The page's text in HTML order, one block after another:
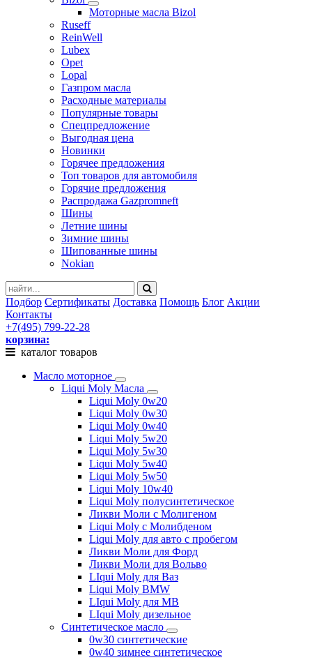
Моторные масла Bizol
Ruseff
ReinWell
Lubex
Opet
Lopal
Газпром масла
Расходные материалы
Популярные товары
Спецпредложение
Выгодная цена
Новинки
Горячее предложения
Топ товаров для автомобиля
Горячие предложения
Распродажа Gazpromneft
Шины
Летние шины
Зимние шины
Шипованные шины
Nokian
Подбор Сертификаты Доставка Помощь Блог Акции
Контакты
+7(495) 799-22-28
корзина:
каталог товаров
Масло моторное
Liqui Moly Масла
Liqui Moly 0w20
Liqui Moly 0w30
Liqui Moly 0w40
Liqui Moly 5w20
Liqui Moly 5w30
Liqui Moly 5w40
Liqui Moly 5w50
Liqui Moly 10w40
Liqui Moly полусинтетическое
Ликви Моли с Молигеном
Liqui Moly с Молибденом
Liqui Moly для авто с пробегом
Ликви Моли для Форд
Ликви Моли для Вольво
LIqui Moly для Ваз
Liqui Moly BMW
LIqui Moly для MB
LIqui Moly дизельное
Синтетическое масло
0w30 синтетические
0w40 зимнее синтетическое